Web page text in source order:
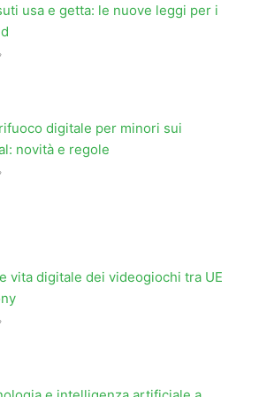
usa e getta: le nuove leggi per i
digitale per minori sui
novità e regole
vita digitale dei videogiochi tra UE